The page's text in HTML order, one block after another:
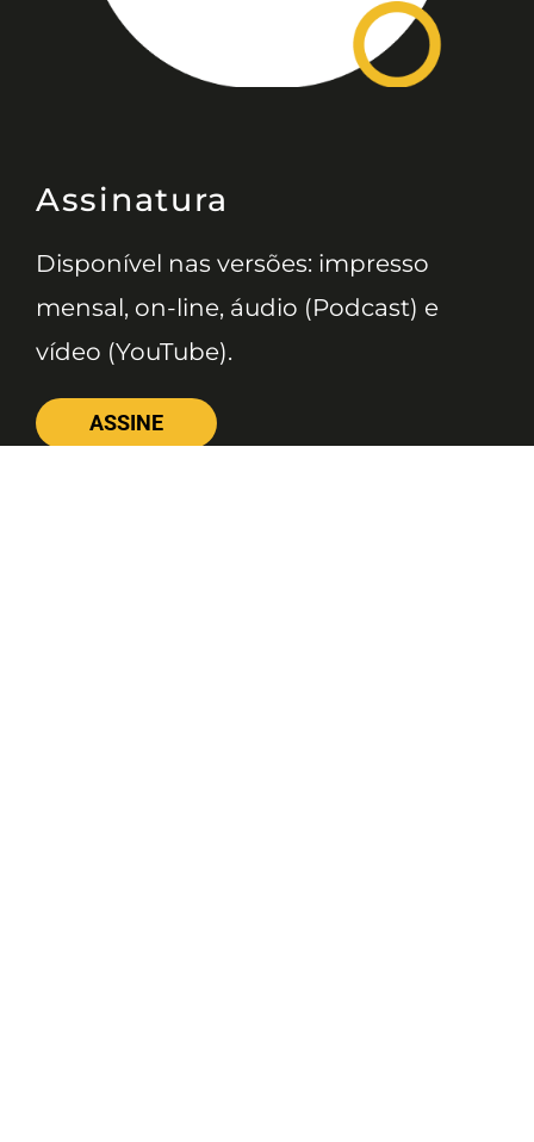
Assinatura
Disponível nas versões: impresso
mensal, on-line, áudio (Podcast) e
vídeo (YouTube).
ASSINE